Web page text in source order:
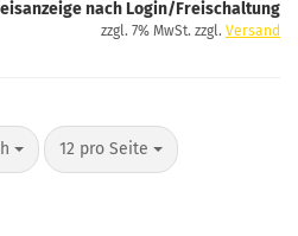
nach Login/Freischaltung
zzgl. 7% MwSt. zzgl. Versand
12 pro Seite
pro Seite